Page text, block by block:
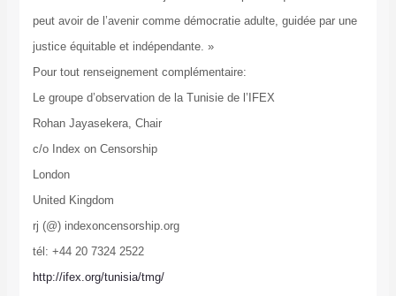
peut avoir de l’avenir comme démocratie adulte, guidée par une
justice équitable et indépendante. »
Pour tout renseignement complémentaire:
Le groupe d’observation de la Tunisie de l’IFEX
Rohan Jayasekera, Chair
c/o Index on Censorship
London
United Kingdom
rj (@) indexoncensorship.org
tél: +44 20 7324 2522
http://ifex.org/tunisia/tmg/